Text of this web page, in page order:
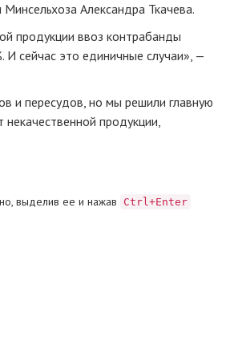
Александра Ткачева.
продукции ввоз контрабанды
И сейчас это единичные случаи», —
и пересудов, но мы решили главную
продукции,
выделив ее и нажав Ctrl+Enter